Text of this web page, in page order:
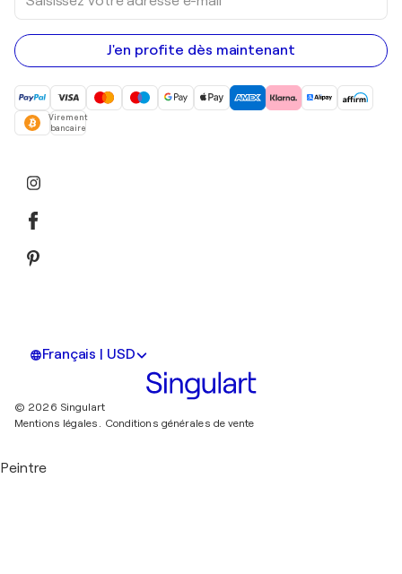
votre
adresse
e-
mail
J'en profite dès maintenant
Virement
bancaire
Français | USD
© 2026 Singulart
Mentions légales. Conditions générales de vente
Peintre